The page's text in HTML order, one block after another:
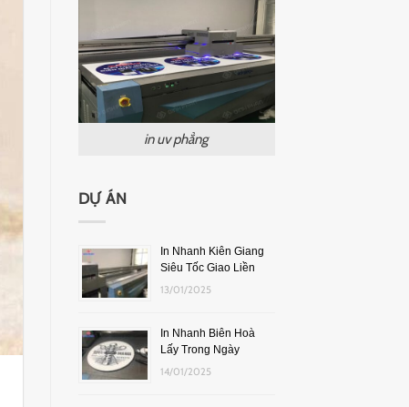
in uv phẳng
DỰ ÁN
In Nhanh Kiên Giang
Siêu Tốc Giao Liền
13/01/2025
In Nhanh Biên Hoà
Lấy Trong Ngày
14/01/2025